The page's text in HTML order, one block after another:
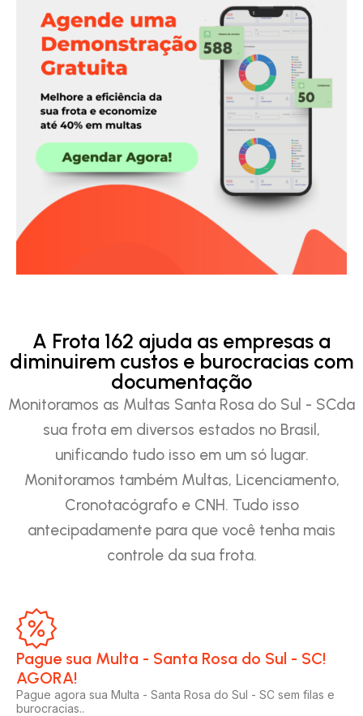
A Frota 162 ajuda as empresas a
diminuirem custos e burocracias com
documentação
Monitoramos as Multas Santa Rosa do Sul - SCda
sua frota em diversos estados no Brasil,
unificando tudo isso em um só lugar.
Monitoramos também Multas, Licenciamento,
Cronotacógrafo e CNH. Tudo isso
antecipadamente para que você tenha mais
controle da sua frota.
Pague sua Multa - Santa Rosa do Sul - SC!
AGORA!​
Pague agora sua Multa - Santa Rosa do Sul - SC sem filas e
burocracias..